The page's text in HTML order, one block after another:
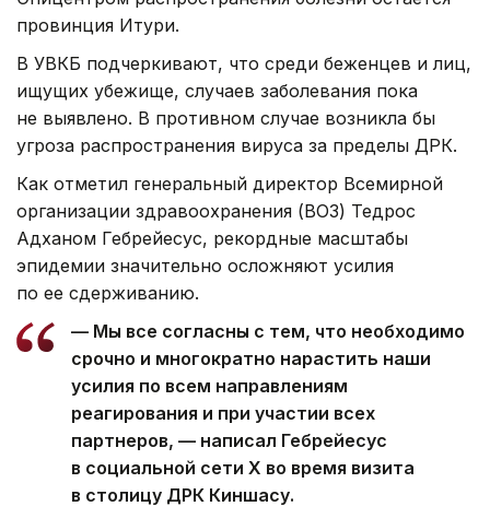
провинция Итури.
В УВКБ подчеркивают, что среди беженцев и лиц,
ищущих убежище, случаев заболевания пока
не выявлено. В противном случае возникла бы
угроза распространения вируса за пределы ДРК.
Как отметил генеральный директор Всемирной
организации здравоохранения (ВОЗ) Тедрос
Адханом Гебрейесус, рекордные масштабы
эпидемии значительно осложняют усилия
по ее сдерживанию.
— Мы все согласны с тем, что необходимо
срочно и многократно нарастить наши
усилия по всем направлениям
реагирования и при участии всех
партнеров, — написал Гебрейесус
в социальной сети Х во время визита
в столицу ДРК Киншасу.